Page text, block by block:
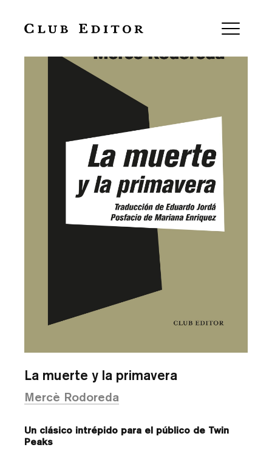
La muerte y la primavera
Mercè Rodoreda
Un clásico intrépido para el público de Twin
Peaks